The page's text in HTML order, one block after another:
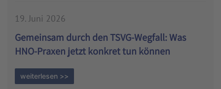
19. Juni 2026
Gemeinsam durch den TSVG-Wegfall: Was
HNO-Praxen jetzt konkret tun können
weiterlesen >>